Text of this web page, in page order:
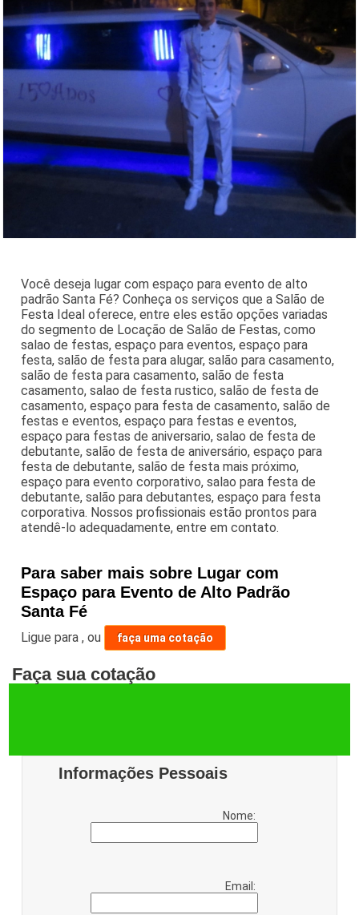
Você deseja lugar com espaço para evento de alto
padrão Santa Fé? Conheça os serviços que a Salão de
Festa Ideal oferece, entre eles estão opções variadas
do segmento de Locação de Salão de Festas, como
salao de festas, espaço para eventos, espaço para
festa, salão de festa para alugar, salão para casamento,
salão de festa para casamento, salão de festa
casamento, salao de festa rustico, salão de festa de
casamento, espaço para festa de casamento, salão de
festas e eventos, espaço para festas e eventos,
espaço para festas de aniversario, salao de festa de
debutante, salão de festa de aniversário, espaço para
festa de debutante, salão de festa mais próximo,
espaço para evento corporativo, salao para festa de
debutante, salão para debutantes, espaço para festa
corporativa. Nossos profissionais estão prontos para
atendê-lo adequadamente, entre em contato.
Para saber mais sobre Lugar com
Espaço para Evento de Alto Padrão
Santa Fé
Ligue para,ou faça uma cotação
Faça sua cotação
Informações Pessoais
Nome:
Email: